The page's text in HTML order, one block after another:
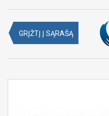
GRĮŽTĮ Į SĄRAŠĄ